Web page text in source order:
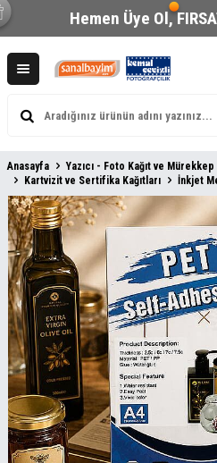
Hemen Üye Ol,
Anasayfa Yazıcı - Foto Kağıt ve Mürekkep
Kartvizit ve Sertifika Kağıtları
İnkjet